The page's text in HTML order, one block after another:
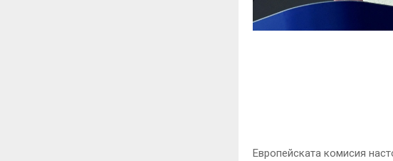
Европейската комисия